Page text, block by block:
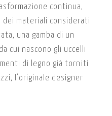
continua,
dei materiali considerati
una gamba di un
cui nascono gli uccelli
di legno già torniti
l’originale designer